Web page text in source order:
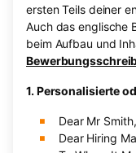
ersten Teils deiner
Auch das englische
beim Aufbau und
1. Personalisierte
Dear Mr Smith,
Dear Hiring